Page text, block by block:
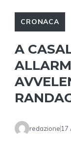
CRONACA
A
redazione 17